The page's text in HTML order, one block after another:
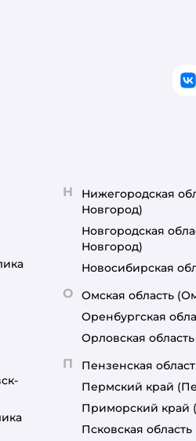
Н Нижегородская
Новгород)
Новгородская
Новгород)
Новосибирская
О Омская область
Оренбургская
Орловская область
П Пензенская
Пермский край
Приморский край
Псковская область